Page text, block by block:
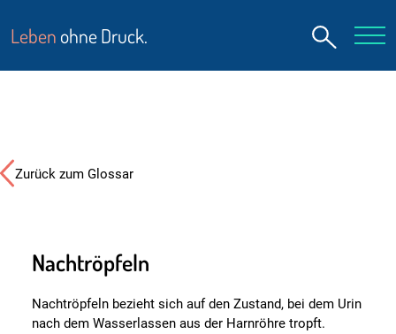
Leben ohne Druck.
Zurück zum Glossar
Nachtröpfeln
Nachtröpfeln bezieht sich auf den Zustand, bei dem Urin
nach dem Wasserlassen aus der Harnröhre tropft.